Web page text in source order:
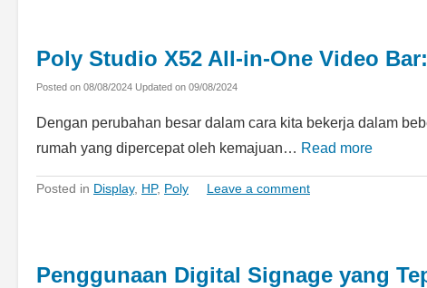
Poly Studio X52 All-in-One Video
Posted on 08/08/2024 Updated on 09/08/2024
Dengan perubahan besar dalam cara kita bekerja dalam
rumah yang dipercepat oleh kemajuan… Read more
Posted in Display, HP, Poly Leave a comment
Penggunaan Digital Signage yang